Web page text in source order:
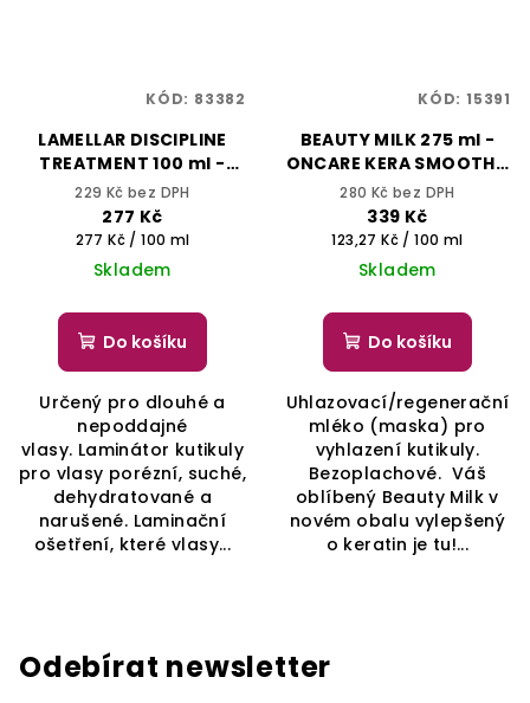
LAMELLAR DISCIPLINE
TREATMENT 100 ml -
ONCARE SMOOTH -
SELECTIVE
PROFESSIONAL
229 Kč bez DPH
277 Kč
Měrná
cena:
277 Kč / 100 ml
Skladem
Do košíku
Určený pro dlouhé a
nepoddajné
vlasy. Laminátor kutikuly
pro vlasy porézní, suché,
dehydratované a
narušené. Laminační
ošetření, které vlasy...
KÓD: 83382
BEAUTY MILK 275 ml -
ONCARE KERA SMOOTH -
SELECTIVE
PROFESSIONAL
280 Kč bez DPH
339 Kč
Měrná
cena:
123,27 Kč / 100 ml
Skladem
Do košíku
Uhlazovací/regenerační
mléko (maska) pro
vyhlazení kutikuly.
Bezoplachové. Váš
oblíbený Beauty Milk v
novém obalu vylepšený
o keratin je tu!...
KÓD: 15391
Odebírat newsletter